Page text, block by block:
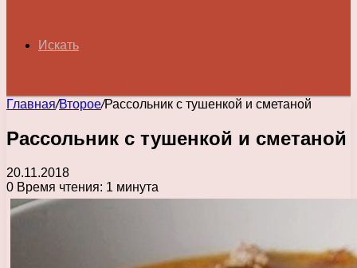
Искать
Главная/Второе/Рассольник с тушенкой и сметаной
Рассольник с тушенкой и сметаной
20.11.2018
0 Время чтения: 1 минута